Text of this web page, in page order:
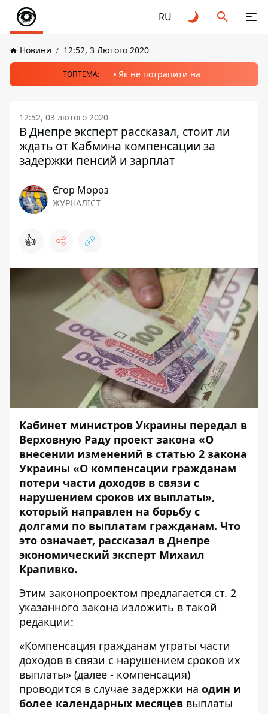
RU
Новини 12:52, 3 Лютого 2020
ТОПТЕМА: Як не потрапити на
12:52, 03 лютого 2020
В Днепре эксперт рассказал, стоит ли
ждать от Кабмина компенсации за
задержки пенсий и зарплат
Єгор Мороз
ЖУРНАЛІСТ
👍
Кабинет министров Украины передал в
Верховную Раду проект закона «О
внесении изменений в статью 2 закона
Украины «О компенсации гражданам
потери части доходов в связи с
нарушением сроков их выплаты»,
который направлен на борьбу с
долгами по выплатам гражданам. Что
это означает, рассказал в Днепре
экономический эксперт Михаил
Крапивко.
Этим законопроектом предлагается ст. 2
указанного закона изложить в такой
редакции:
«Компенсация гражданам утраты части
доходов в связи с нарушением сроков их
выплаты» (далее - компенсация)
проводится в случае задержки на один и
более календарных месяцев выплаты